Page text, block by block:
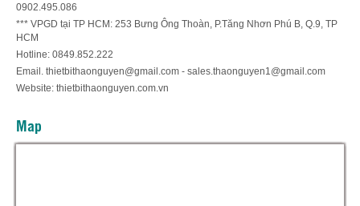
0902.495.086
*** VPGD tại TP HCM: 253 Bưng Ông Thoàn, P.Tăng Nhơn Phú B, Q.9, TP
HCM
Hotline: 0849.852.222
Email. thietbithaonguyen@gmail.com - sales.thaonguyen1@gmail.com
Website: thietbithaonguyen.com.vn
Map